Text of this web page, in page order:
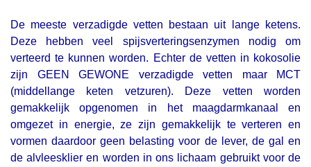
De meeste verzadigde vetten bestaan uit lange ketens.
Deze hebben veel spijsverteringsenzymen nodig om
verteerd te kunnen worden. Echter de vetten in kokosolie
zijn GEEN GEWONE verzadigde vetten maar MCT
(middellange keten vetzuren). Deze vetten worden
gemakkelijk opgenomen in het maagdarmkanaal en
omgezet in energie, ze zijn gemakkelijk te verteren en
vormen daardoor geen belasting voor de lever, de gal en
de alvleesklier en worden in ons lichaam gebruikt voor de